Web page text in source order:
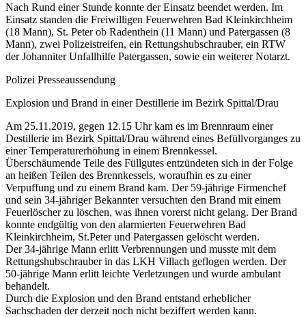
Nach Rund einer Stunde konnte der Einsatz beendet werden. Im
Einsatz standen die Freiwilligen Feuerwehren Bad Kleinkirchheim
(18 Mann), St. Peter ob Radenthein (11 Mann) und Patergassen (8
Mann), zwei Polizeistreifen, ein Rettungshubschrauber, ein RTW
der Johanniter Unfallhilfe Patergassen, sowie ein weiterer Notarzt.
Polizei Presseaussendung
Explosion und Brand in einer Destillerie im Bezirk Spittal/Drau
Am 25.11.2019, gegen 12.15 Uhr kam es im Brennraum einer
Destillerie im Bezirk Spittal/Drau während eines Befüllvorganges zu
einer Temperaturerhöhung in einem Brennkessel.
Überschäumende Teile des Füllgutes entzündeten sich in der Folge
an heißen Teilen des Brennkessels, woraufhin es zu einer
Verpuffung und zu einem Brand kam. Der 59-jährige Firmenchef
und sein 34-jähriger Bekannter versuchten den Brand mit einem
Feuerlöscher zu löschen, was ihnen vorerst nicht gelang. Der Brand
konnte endgültig von den alarmierten Feuerwehren Bad
Kleinkirchheim, St.Peter und Patergassen gelöscht werden.
Der 34-jährige Mann erlitt Verbrennungen und musste mit dem
Rettungshubschrauber in das LKH Villach geflogen werden. Der
50-jährige Mann erlitt leichte Verletzungen und wurde ambulant
behandelt.
Durch die Explosion und den Brand entstand erheblicher
Sachschaden der derzeit noch nicht beziffert werden kann.